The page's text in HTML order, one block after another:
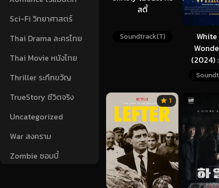
Sci-Fi วิทยาศาสตร์
Thai Drama ละครไทย
Thai Movie หนังไทย
Thriller ระทึกขวัญ
TrueStory ชีวิตจริง
Uncategorized
War สงคราม
Zombie ซอมบี้
สตี้
Soundtrack(T)
(2024)
ปาฏิหา
1